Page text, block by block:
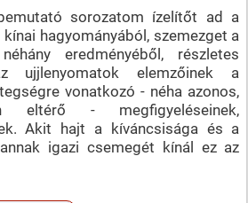
sorozatom ízelítőt ad a
hagyományából, szemezget a
eredményéből, részletes
ujjlenyomatok elemzőinek a
vonatkozó - néha azonos,
eltérő - megfigyeléseinek,
Akit hajt a kíváncsisága és a
igazi csemegét kínál ez az